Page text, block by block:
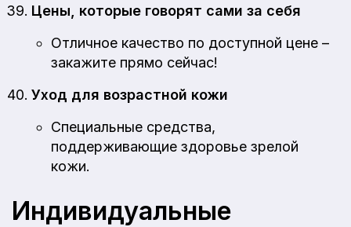
Цены, которые говорят сами за себя
Отличное качество по доступной цене –
закажите прямо сейчас!
Уход для возрастной кожи
Специальные средства,
поддерживающие здоровье зрелой
кожи.
Индивидуальные